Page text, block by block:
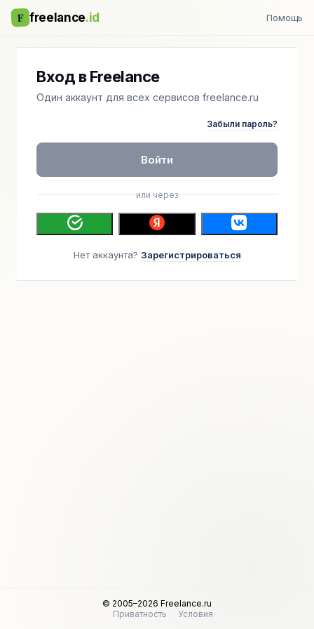
F freelance.id Помощь
Вход в Freelance
Один аккаунт для всех сервисов freelance.ru
Забыли пароль?
Войти
или через
Нет аккаунта? Зарегистрироваться
© 2005–2026 Freelance.ru
Приватность
Условия